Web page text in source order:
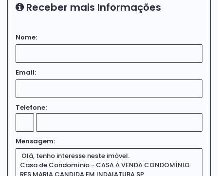
Receber mais Informações
Nome:
Email:
Telefone:
Mensagem: